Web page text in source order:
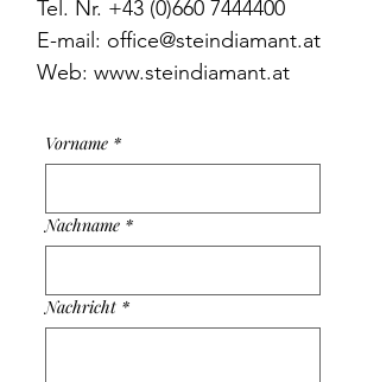
Tel. Nr. +43 (0)660 7444400
E-mail: office@steindiamant.at
Web: www.steindiamant.at
Vorname *
Nachname *
Nachricht *